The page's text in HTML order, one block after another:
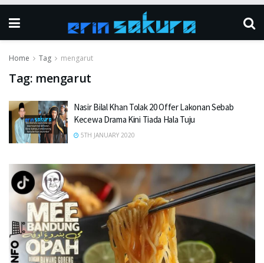
Home Tag mengarut
Tag: mengarut
Nasir Bilal Khan Tolak 20 Offer Lakonan Sebab
Kecewa Drama Kini Tiada Hala Tuju
5TH JANUARY 2020